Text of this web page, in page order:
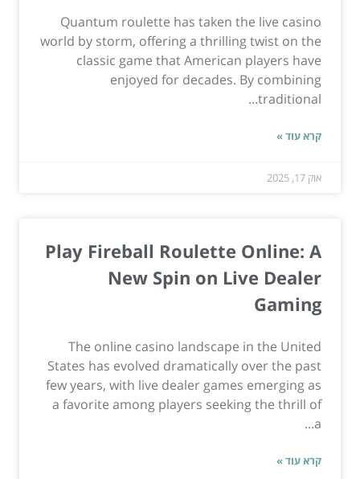
Quantum roulette has taken the live casino
world by storm, offering a thrilling twist on the
classic game that American players have
enjoyed for decades. By combining
traditional...
קרא עוד »
אוק 17, 2025
Play Fireball Roulette Online: A
New Spin on Live Dealer
Gaming
The online casino landscape in the United
States has evolved dramatically over the past
few years, with live dealer games emerging as
a favorite among players seeking the thrill of
a...
קרא עוד »